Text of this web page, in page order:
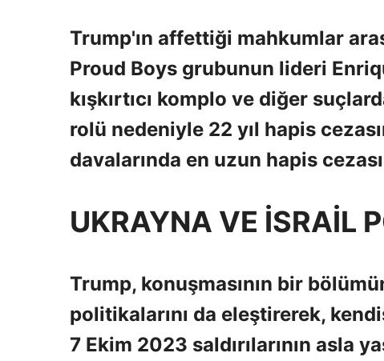
Trump'ın affettiği mahkumlar
Proud Boys grubunun lideri
kışkırtıcı komplo ve diğer
rolü nedeniyle 22 yıl hapis
davalarında en uzun hapis
UKRAYNA VE İSRAİL
Trump, konuşmasının bir
politikalarını da eleştirerek,
7 Ekim 2023 saldırılarının asla